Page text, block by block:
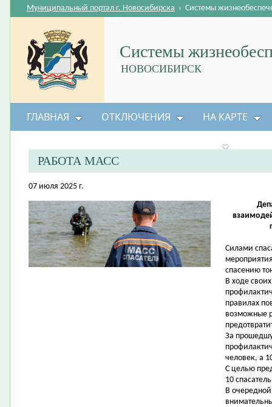
Системы
НОВОСИБИРСК
Муниципальный портал г. Новосибирска › Системы
ГЛАВНАЯ ОТКЛЮЧЕНИЯ НА КАРТЕ
РАБОТА МАСС
07 июля 2025 г.
Силами
спасению
В ходе
правилах
возможные
За
человек, а
С целью
10
В